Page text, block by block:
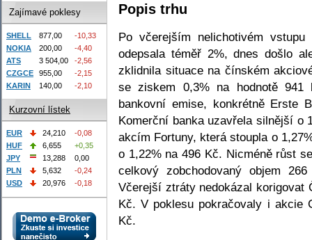
Popis trhu
Po včerejším nelichotivém
odepsala téměř 2%, dnes došlo
zklidnila situace na čínském
se ziskem 0,3% na hodnotě 941
bankovní emise, konkrétně Erste
Komerční banka uzavřela silnější o
akcím Fortuny, která stoupla o
o 1,22% na 496 Kč. Nicméně růst
celkový zobchodovaný objem
Včerejší ztráty nedokázal korigovat
Kč. V poklesu pokračovaly i akcie
Kč.
Zajímavé poklesy
SHELL 877,00
-10,33
NOKIA
200,00
-4,40
ATS
3 504,00
-2,56
CZGCE
955,00
-2,15
KARIN
140,00 -2,10
Kurzovní lístek
EUR 24,210
-0,08
HUF
6,655
+0,35
JPY
13,288
0,00
PLN
5,632
-0,24
USD
20,976 -0,18